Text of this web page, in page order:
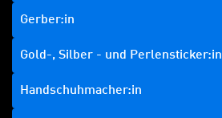
Gerber:in
Gold-, Silber - und Perlensticker:in
Handschuhmacher:in